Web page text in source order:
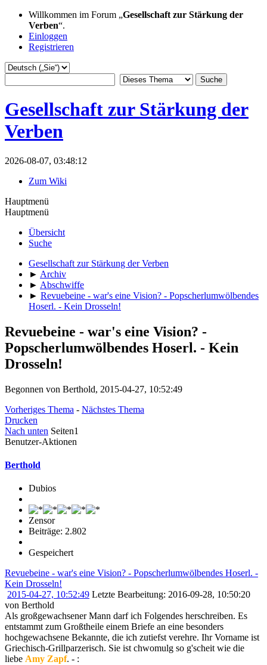
Willkommen im Forum „Gesellschaft zur Stärkung der
Verben“.
Einloggen
Registrieren
Gesellschaft zur Stärkung der
Verben
2026-08-07, 03:48:12
Zum Wiki
Hauptmenü
Hauptmenü
Übersicht
Suche
Gesellschaft zur Stärkung der Verben
► Archiv
► Abschwiffe
► Revuebeine - war's eine Vision? - Popscherlumwölbendes
Hoserl. - Kein Drosseln!
Revuebeine - war's eine Vision? -
Popscherlumwölbendes Hoserl. - Kein
Drosseln!
Begonnen von Berthold, 2015-04-27, 10:52:49
Vorheriges Thema - Nächstes Thema
Drucken
Nach unten Seiten1
Benutzer-Aktionen
Berthold
Dubios
Zensor
Beiträge: 2.802
Gespeichert
Revuebeine - war's eine Vision? - Popscherlumwölbendes Hoserl. -
Kein Drosseln!
2015-04-27, 10:52:49 Letzte Bearbeitung: 2016-09-28, 10:50:20
von Berthold
Als großgewachsener Mann darf ich Folgendes herschreiben. Es
entstammt zum Großtheile einem Briefe an eine besonders
hochgewachsene Bekannte, die ich zutiefst verehre. Ihr Vorname ist
Griechisch-Grillparzerisch. Sie ist chwomulg so g'scheit wie die
liebe Amy Zapf. - :